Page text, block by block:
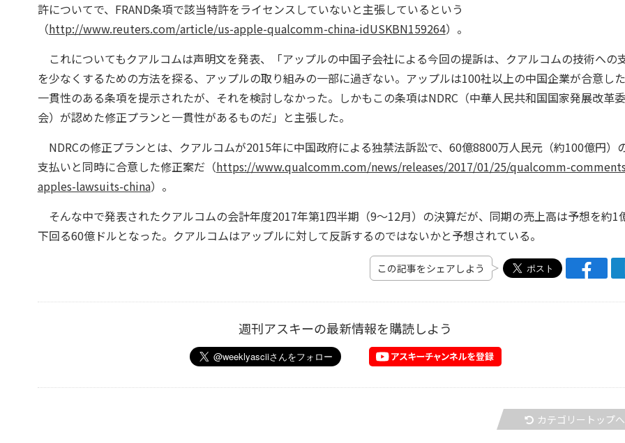
許についてで、FRAND条項で該当特許をライセンスしていないと主張しているという
（http://www.reuters.com/article/us-apple-qualcomm-china-idUSKBN159264）。
これについてもクアルコムは声明文を発表、「アップルの中国子会社による今回の提訴は、クアルコムの技術への
を少なくするための方法を探る、アップルの取り組みの一部に過ぎない。アップルは100社以上の中国企業が合意し
一貫性のある条項を提示されたが、それを検討しなかった。しかもこの条項はNDRC（中華人民共和国国家発展改革
会）が認めた修正プランと一貫性があるものだ」と主張した。
NDRCの修正プランとは、クアルコムが2015年に中国政府による独禁法訴訟で、60億8800万人民元（約100億円）
支払いと同時に合意した修正案だ（https://www.qualcomm.com/news/releases/2017/01/25/qualcomm-
apples-lawsuits-china）。
そんな中で発表されたクアルコムの会計年度2017年第1四半期（9～12月）の決算だが、同期の売上高は予想を約1
下回る60億ドルとなった。クアルコムはアップルに対して反訴するのではないかと予想されている。
この記事をシェアしよう
週刊アスキーの最新情報を購読しよう
カテゴリートップへ